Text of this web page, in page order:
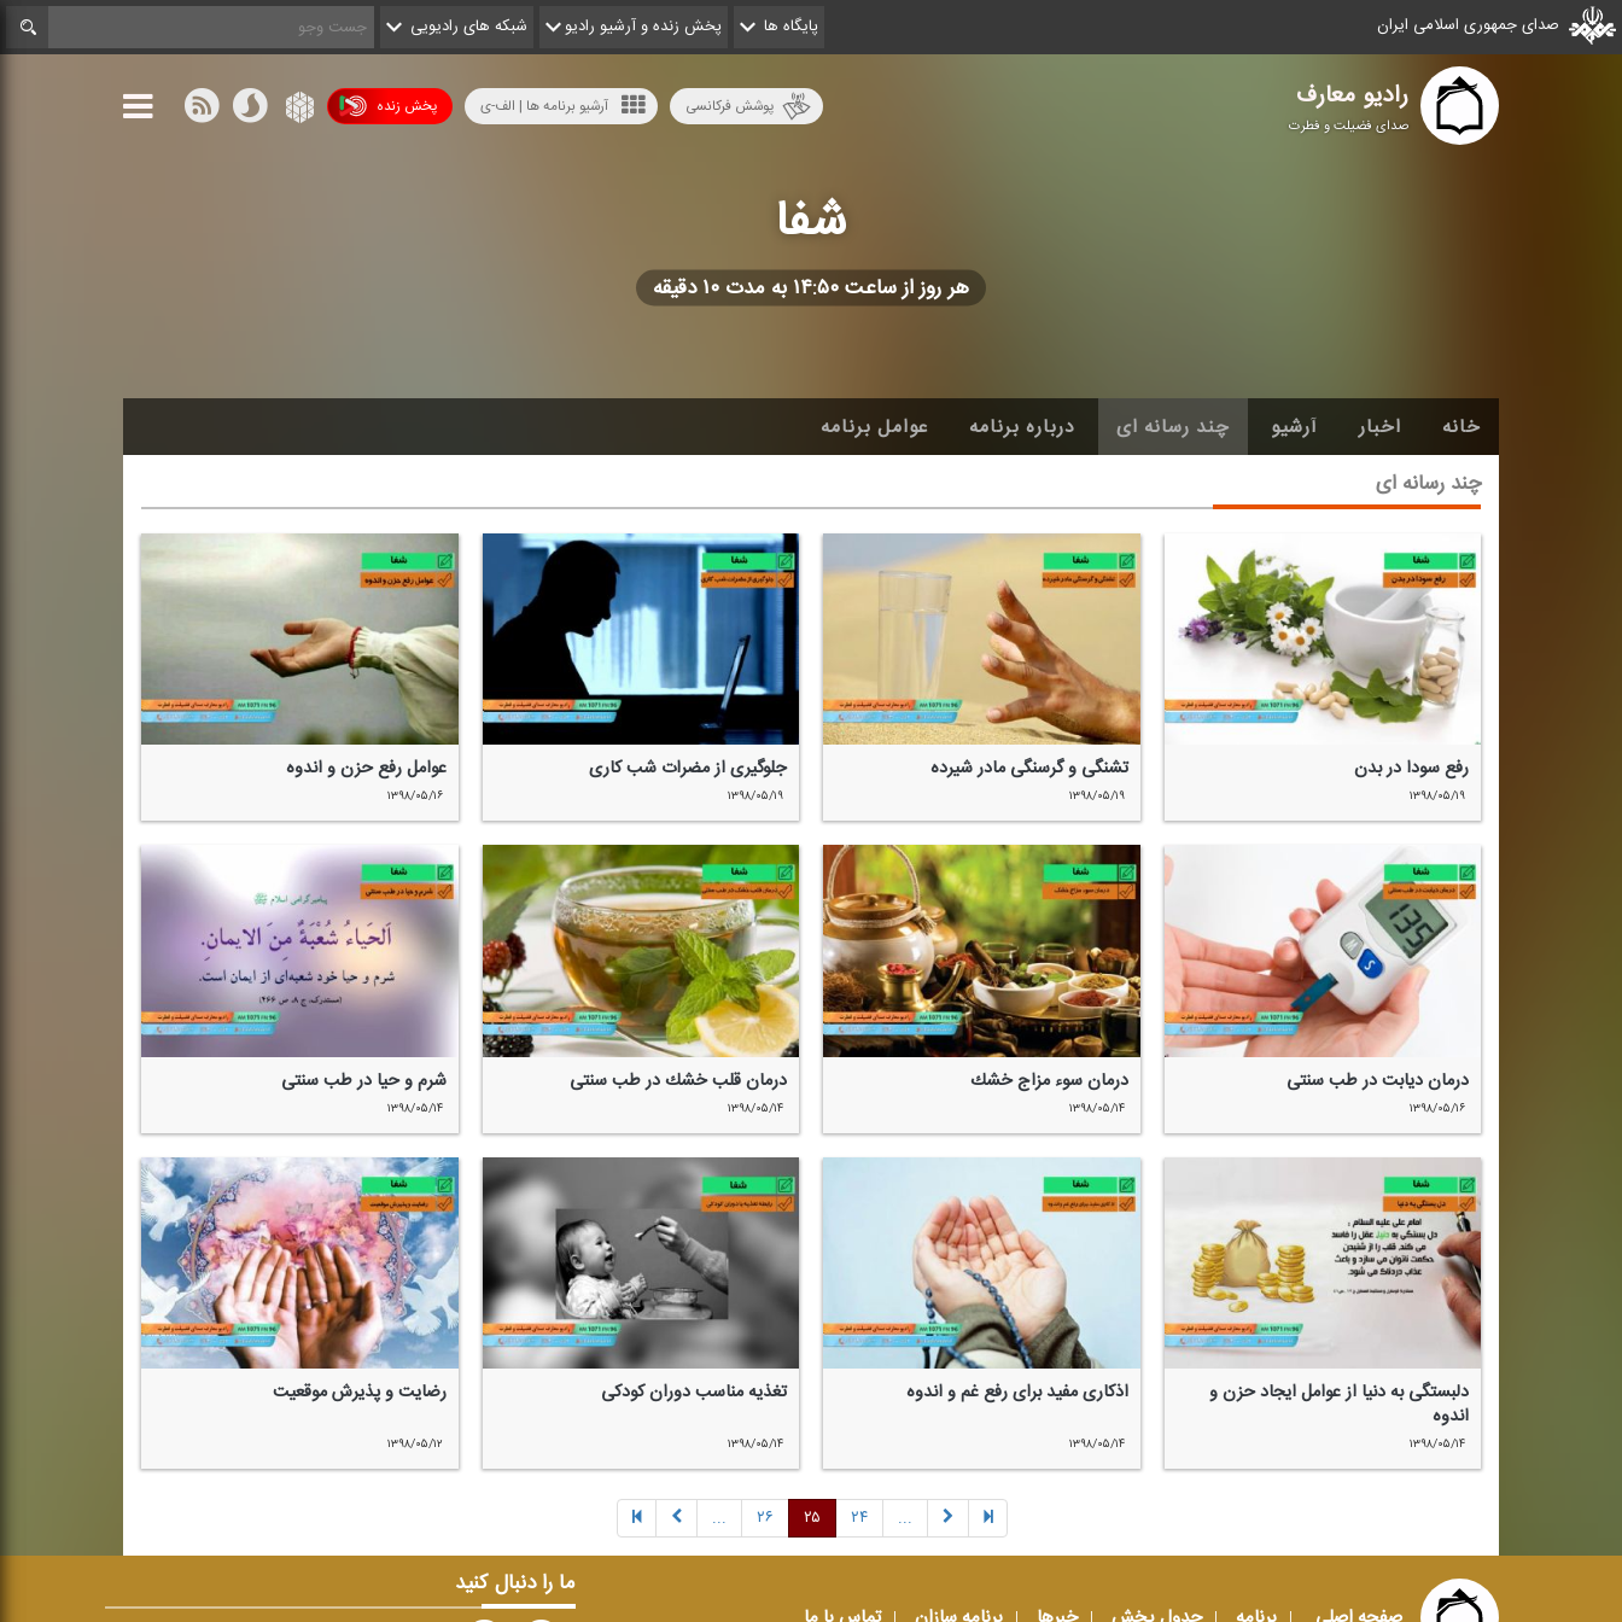
صدای جمهوری اسلامی ایران پایگاه ها پخش زنده و آرشیو رادیو شبکه های رادیویی
رادیو معارف
صدای فضیلت و فطرت
پخش زنده آرشیو برنامه ها | الف-ی پوشش فرکانسی
شفا
هر روز از ساعت ۱۴:۵۰ به مدت ۱۰ دقیقه
خانه اخبار آرشیو چند رسانه ای درباره برنامه عوامل برنامه
چند رسانه ای
رفع سودا در بدن
۱۳۹۸/۰۵/۱۹
تشنگی و گرسنگی مادر شیرده
۱۳۹۸/۰۵/۱۹
جلوگیری از مضرات شب كاری
۱۳۹۸/۰۵/۱۹
عوامل رفع حزن و اندوه
۱۳۹۸/۰۵/۱۶
درمان دیابت در طب سنتی
۱۳۹۸/۰۵/۱۶
درمان سوء مزاج خشك
۱۳۹۸/۰۵/۱۴
درمان قلب خشك در طب سنتی
۱۳۹۸/۰۵/۱۴
شرم و حیا در طب سنتی
۱۳۹۸/۰۵/۱۴
دلبستگی به دنیا از عوامل ایجاد حزن و
اندوه
۱۳۹۸/۰۵/۱۴
اذكاری مفید برای رفع غم و اندوه
۱۳۹۸/۰۵/۱۴
تغذیه مناسب دوران كودكی
۱۳۹۸/۰۵/۱۴
رضایت و پذیرش موقعیت
۱۳۹۸/۰۵/۱۲
... ۲۴ ۲۵ ۲۶ ...
ما را دنبال کنید